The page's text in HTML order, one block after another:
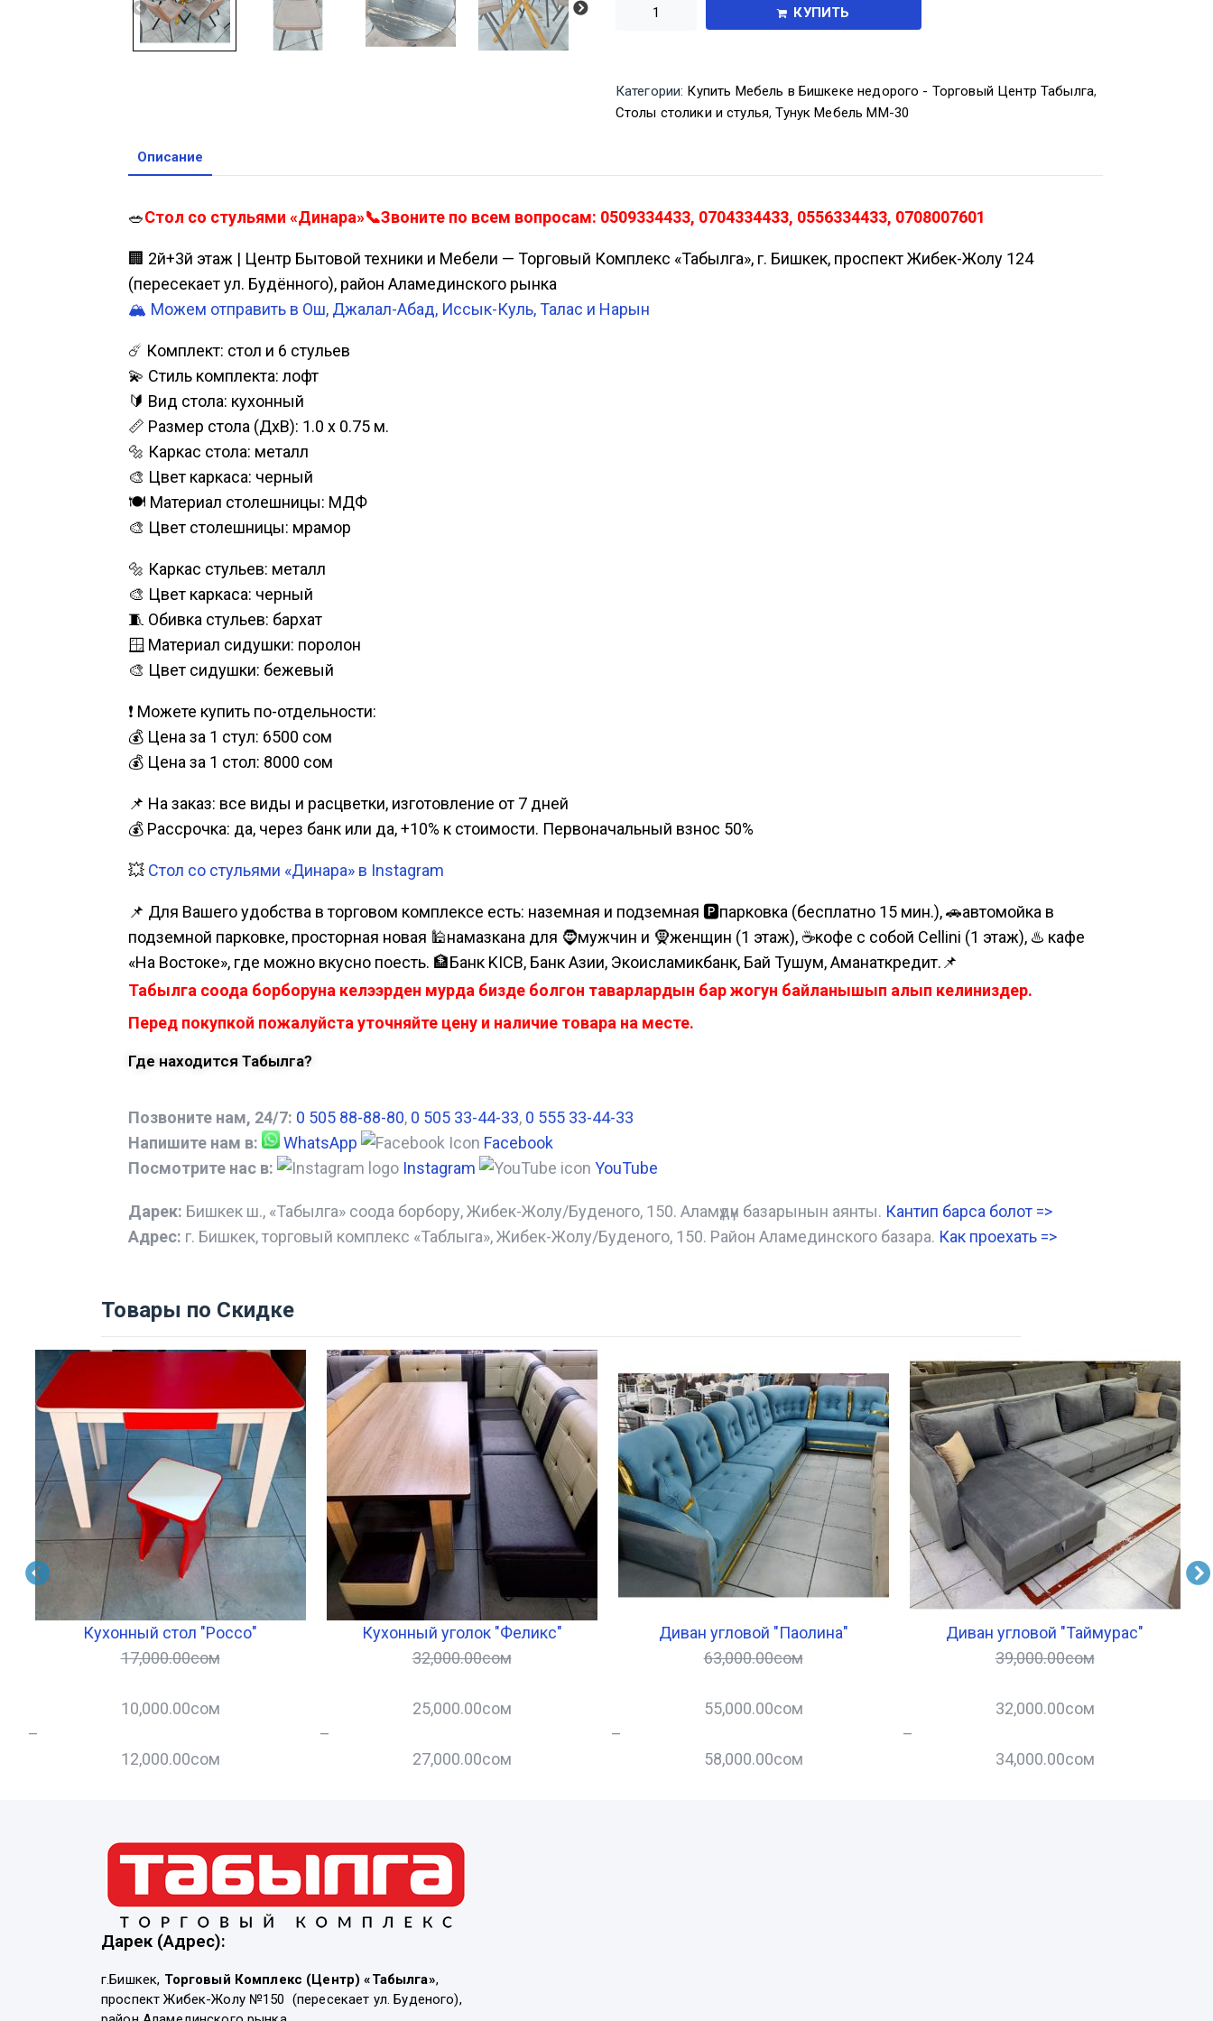
КУПИТЬ
Категории: Купить Мебель в Бишкеке недорого - Торговый Центр Табылга,
Столы столики и стулья,Тунук Мебель ММ-30
Описание
🥗Стол со стульями «Динара»📞Звоните по всем вопросам: 0509334433, 0704334433, 0556334433, 0708007601
🏢 2й+3й этаж | Центр Бытовой техники и Мебели — Торговый Комплекс «Табылга», г. Бишкек, проспект Жибек-Жолу 124
(пересекает ул. Будённого), район Аламединского рынка
🏔️ Можем отправить в Ош, Джалал-Абад, Иссык-Куль, Талас и Нарын
☄️ Комплект: стол и 6 стульев
💫 Стиль комплекта: лофт
🔰 Вид стола: кухонный
📏 Размер стола (ДхВ): 1.0 x 0.75 м.
🔩 Каркас стола: металл
🎨 Цвет каркаса: черный
🍽️ Материал столешницы: МДФ
🎨 Цвет столешницы: мрамор
🔩 Каркас стульев: металл
🎨 Цвет каркаса: черный
🧵 Обивка стульев: бархат
🪟 Материал сидушки: поролон
🎨 Цвет сидушки: бежевый
❗ Можете купить по-отдельности:
💰 Цена за 1 стул: 6500 сом
💰 Цена за 1 стол: 8000 сом
📌 На заказ: все виды и расцветки, изготовление от 7 дней
💰 Рассрочка: да, через банк или да, +10% к стоимости. Первоначальный взнос 50%
💥 Стол со стульями «Динара» в Instagram
📌 Для Вашего удобства в торговом комплексе есть: наземная и подземная 🅿парковка (бесплатно 15 мин.), 🚗автомойка в
подземной парковке, просторная новая 🕌намазкана для 🧔мужчин и 🧕женщин (1 этаж), ☕кофе с собой Cellini (1 этаж), ♨️ кафе
«На Востоке», где можно вкусно поесть. 🏦Банк KICB, Банк Азии, Экоисламикбанк, Бай Тушум, Аманаткредит.📌
Табылга соода борборуна келээрден мурда бизде болгон таварлардын бар жогун байланышып алып келиниздер.
Перед покупкой пожалуйста уточняйте цену и наличие товара на месте.
Где находится Табылга?
Позвоните нам, 24/7: 0 505 88-88-80, 0 505 33-44-33, 0 555 33-44-33
Напишите нам в:
WhatsApp
Facebook
Посмотрите нас в:
Instagram YouTube
Дарек: Бишкек ш., «Табылга» соода борбору, Жибек-Жолу/Буденого, 150. Аламүдүн базарынын аянты. Кантип барса болот =>
Адрес: г. Бишкек, торговый комплекс «Таблыга», Жибек-Жолу/Буденого, 150. Район Аламединского базара. Как проехать =>
Товары по Скидке
Кухонный стол "Россо"
17,000.00сом
10,000.00сом
–
12,000.00сом
Кухонный уголок "Феликс"
32,000.00сом
25,000.00сом
–
27,000.00сом
Диван угловой "Паолина"
63,000.00сом
55,000.00сом
–
58,000.00сом
Диван угловой "Таймурас"
39,000.00сом
32,000.00сом
–
34,000.00сом
Дарек (Адрес):
г.Бишкек, Торговый Комплекс (Центр) «Табылга»,
проспект Жибек-Жолу №150 (пересекает ул. Буденого),